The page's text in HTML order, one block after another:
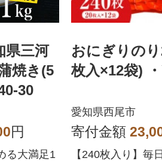
県三河
焼き(5
30
円
る大満足1
おにぎりの
枚入×12袋)
愛知県西尾市
寄付金額
【240枚入り】毎